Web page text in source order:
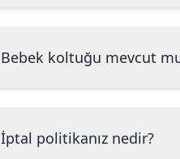
Bebek koltuğu mevcut
İptal politikanız nedir?